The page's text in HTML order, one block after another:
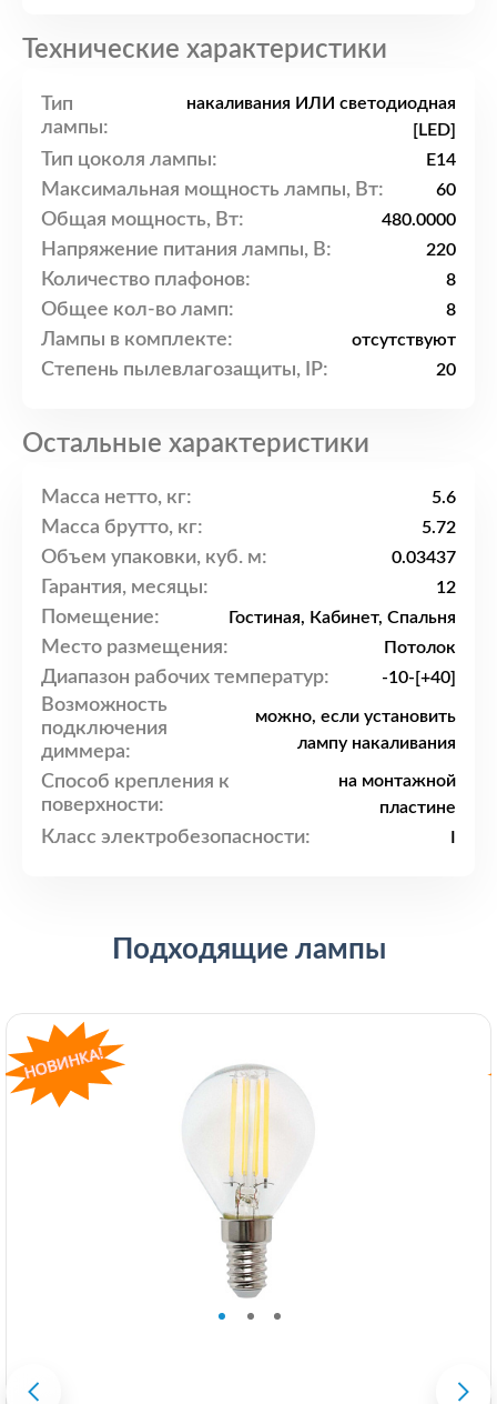
Технические характеристики
Тип
лампы:
накаливания ИЛИ светодиодная
[LED]
Тип цоколя лампы: E14
Максимальная мощность лампы, Вт: 60
Общая мощность, Вт: 480.0000
Напряжение питания лампы, В: 220
Количество плафонов: 8
Общее кол-во ламп: 8
Лампы в комплекте: отсутствуют
Степень пылевлагозащиты, IP: 20
Остальные характеристики
Масса нетто, кг: 5.6
Масса брутто, кг: 5.72
Объем упаковки, куб. м: 0.03437
Гарантия, месяцы: 12
Помещение: Гостиная, Кабинет, Спальня
Место размещения: Потолок
Диапазон рабочих температур: -10-[+40]
Возможность
подключения
диммера:
можно, если установить
лампу накаливания
Способ крепления к
поверхности:
на монтажной
пластине
Класс электробезопасности:
Подходящие лампы